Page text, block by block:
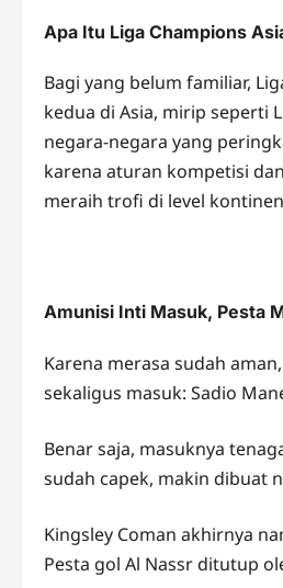
Apa Itu Liga Champions
Bagi yang belum familiar,
kedua di Asia, mirip seperti
negara-negara yang
karena aturan kompetisi
meraih trofi di level
Amunisi Inti Masuk, Pesta
Karena merasa sudah
sekaligus masuk: Sadio
Benar saja, masuknya
sudah capek, makin dibuat
Kingsley Coman akhirnya
Pesta gol Al Nassr ditutup